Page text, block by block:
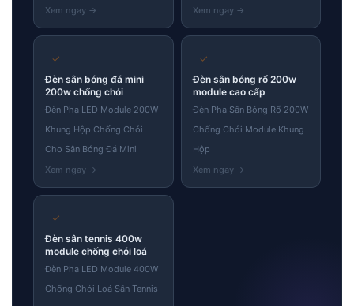
✓
Đèn sân bóng đá mini
200w chống chói
Đèn Pha LED Module 200W
Khung Hộp Chống Chói
Cho Sân Bóng Đá Mini
✓
Đèn sân bóng rổ 200w
module cao cấp
Đèn Pha Sân Bóng Rổ 200W
Chống Chói Module Khung
Hộp
✓
Đèn sân tennis 400w
module chống chói loá
Đèn Pha LED Module 400W
Chống Chói Loá Sân Tennis